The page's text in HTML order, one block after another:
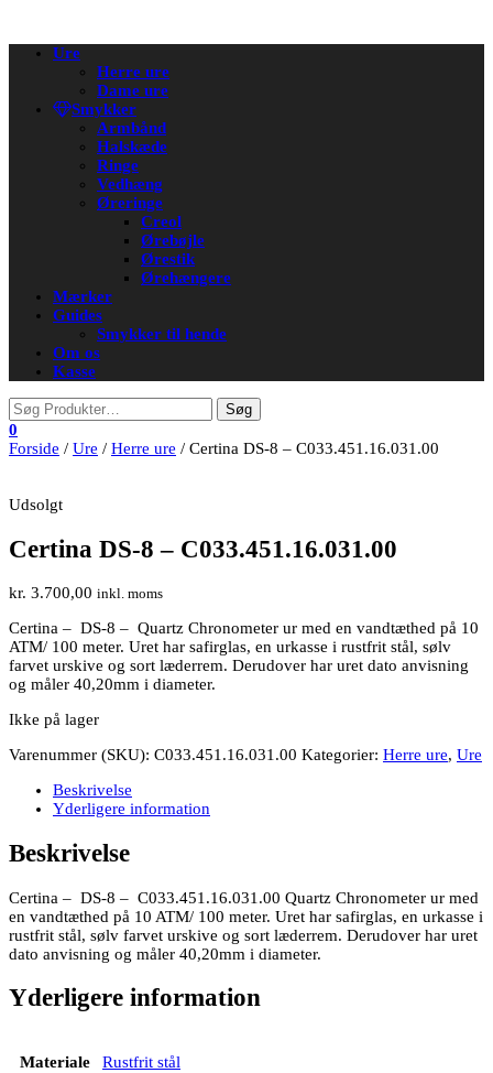
navigation
Ure
Herre ure
Dame ure
Smykker
Armbånd
Halskæde
Ringe
Vedhæng
Øreringe
Creol
Ørebøjle
Ørestik
Ørehængere
Mærker
Guides
Smykker til hende
Om os
Kasse
0
Forside / Ure / Herre ure / Certina DS-8 – C033.451.16.031.00
Udsolgt
Certina DS-8 – C033.451.16.031.00
kr. 3.700,00 inkl. moms
Certina – DS-8 – Quartz Chronometer ur med en vandtæthed på 10
ATM/ 100 meter. Uret har safirglas, en urkasse i rustfrit stål, sølv
farvet urskive og sort læderrem. Derudover har uret dato anvisning
og måler 40,20mm i diameter.
Ikke på lager
Varenummer (SKU): C033.451.16.031.00 Kategorier: Herre ure, Ure
Beskrivelse
Yderligere information
Beskrivelse
Certina – DS-8 – C033.451.16.031.00 Quartz Chronometer ur med
en vandtæthed på 10 ATM/ 100 meter. Uret har safirglas, en urkasse i
rustfrit stål, sølv farvet urskive og sort læderrem. Derudover har uret
dato anvisning og måler 40,20mm i diameter.
Yderligere information
Materiale Rustfrit stål